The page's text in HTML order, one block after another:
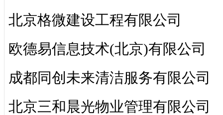
北京格微建设工程有限公司
欧德易信息技术(北京)有限公司
成都同创未来清洁服务有限公司
北京三和晨光物业管理有限公司